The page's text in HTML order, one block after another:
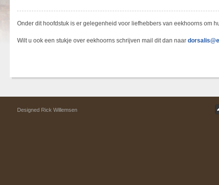
Onder dit hoofdstuk is er gelegenheid voor liefhebbers van eekhoorns om
Wilt u ook een stukje over eekhoorns schrijven mail dit dan naar
Designed Rick Willemsen